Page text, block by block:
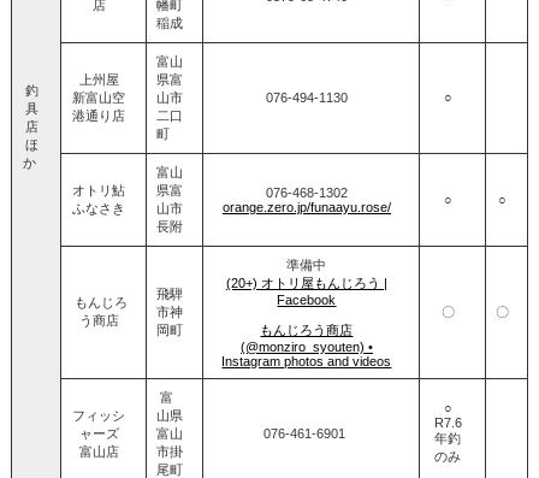
釣
具
店
ほ
か
店
幡町
稲成
上州屋
新富山空
港通り店
富山
県富
山市
二口
町
076‐494‐1130 ○
オトリ鮎
ふなさき
富山
県富
山市
長附
076‐468‐1302
orange.zero.jp/funaayu.rose/
○ ○
もんじろ
う商店
飛騨
市神
岡町
準備中
(20+) オトリ屋もんじろう |
Facebook
もんじろう商店
(@monziro_syouten) •
Instagram photos and videos
〇 〇
フィッシ
ャーズ
富山店
富
山県
富山
市掛
尾町
076-461-6901
○
R7.6
年釣
のみ